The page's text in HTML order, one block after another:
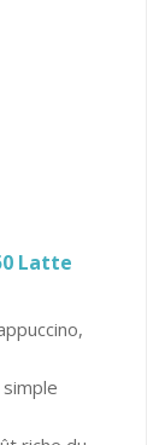
Latte